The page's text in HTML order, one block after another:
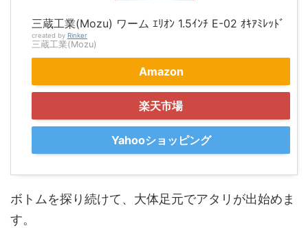
三蔵工業(Mozu) ワーム ｴﾘｵﾝ 1.5ｲﾝﾁ E-02 ｵｷｱﾐﾚｯﾄﾞ
created by Rinker
三蔵工業(Mozu)
Amazon
楽天市場
Yahooショッピング
ボトムを探り続けて、大体足元でアタリが出始めま
す。